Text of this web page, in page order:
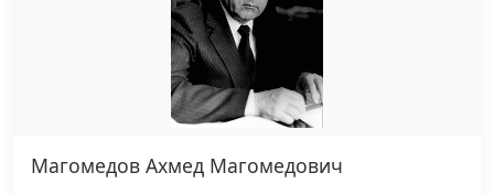
Магомедов Ахмед Магомедович